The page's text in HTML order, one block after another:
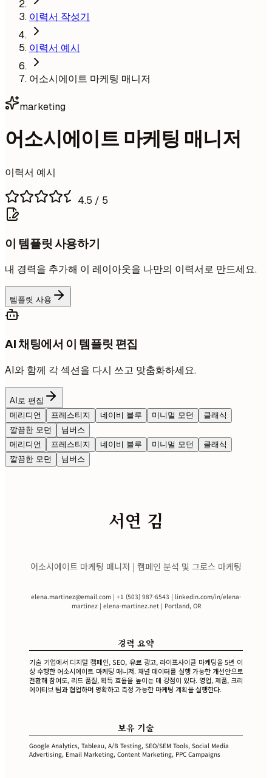
이력서 작성기
이력서 예시
어소시에이트 마케팅 매니저
marketing
어소시에이트 마케팅 매니저
이력서 예시
4.5 / 5
이 템플릿 사용하기
내 경력을 추가해 이 레이아웃을 나만의 이력서로 만드세요.
템플릿 사용
AI 채팅에서 이 템플릿 편집
AI와 함께 각 섹션을 다시 쓰고 맞춤화하세요.
AI로 편집
메리디언
프레스티지 네이비 블루 미니멀 모던
클래식
깔끔한 모던
님버스
메리디언
프레스티지 네이비 블루 미니멀 모던
클래식
깔끔한 모던
님버스
서연 김
어소시에이트 마케팅 매니저 | 캠페인 분석 및 그로스 마케팅
elena.martinez@email.com | +1 (503) 987-6543 | linkedin.com/in/elena-
martinez | elena-martinez.net | Portland, OR
경력 요약
기술 기업에서 디지털 캠페인, SEO, 유료 광고, 라이프사이클 마케팅을 5년 이
상 수행한 어소시에이트 마케팅 매니저. 채널 데이터를 실행 가능한 개선안으로
전환해 참여도, 리드 품질, 획득 효율을 높이는 데 강점이 있다. 영업, 제품, 크리
에이티브 팀과 협업하며 명확하고 측정 가능한 마케팅 계획을 실행한다.
보유 기술
Google Analytics, Tableau, A/B Testing, SEO/SEM Tools, Social Media
Advertising, Email Marketing, Content Marketing, PPC Campaigns